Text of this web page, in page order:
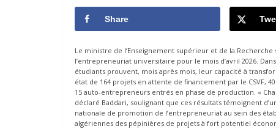
Share
Le ministre de l’Enseignement supérieur et de la
l’entrepreneuriat universitaire pour le mois d’avril 2026.
étudiants prouvent, mois après mois, leur capacité à
état de 164 projets en attente de financement par le CSVF,
15 auto-entrepreneurs entrés en phase de production. «
déclaré Baddari, soulignant que ces résultats témoignent
nationale de promotion de l’entrepreneuriat au sein des
algériennes des pépinières de projets à fort potentiel